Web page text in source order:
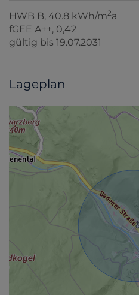
HWB B, 40.8 kWh/m2a
fGEE A++, 0,42
gültig bis 19.07.2031
Lageplan